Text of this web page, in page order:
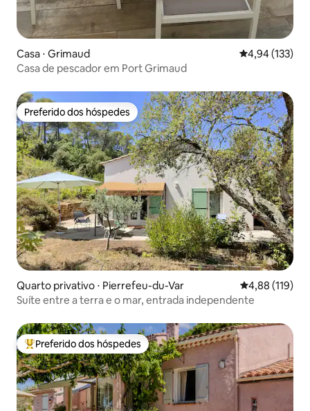
Casa ⋅ Grimaud 4,94 de uma
4,94 (133)
Casa de pescador em Port Grimaud
Preferido dos hóspedes
Preferido dos hóspedes
Quarto privativo ⋅ Pierrefeu-du-Var 4,88 de uma
4,88 (119)
Suíte entre a terra e o mar, entrada independente
Entre os melhores preferidos dos hóspedes
Preferido dos hóspedes